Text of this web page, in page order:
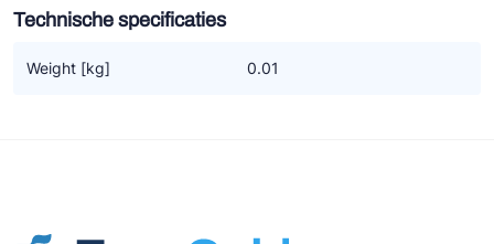
Doucette Industries
Technische specificaties
Weight [kg] 0.01